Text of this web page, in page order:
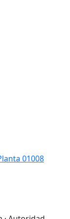
01008